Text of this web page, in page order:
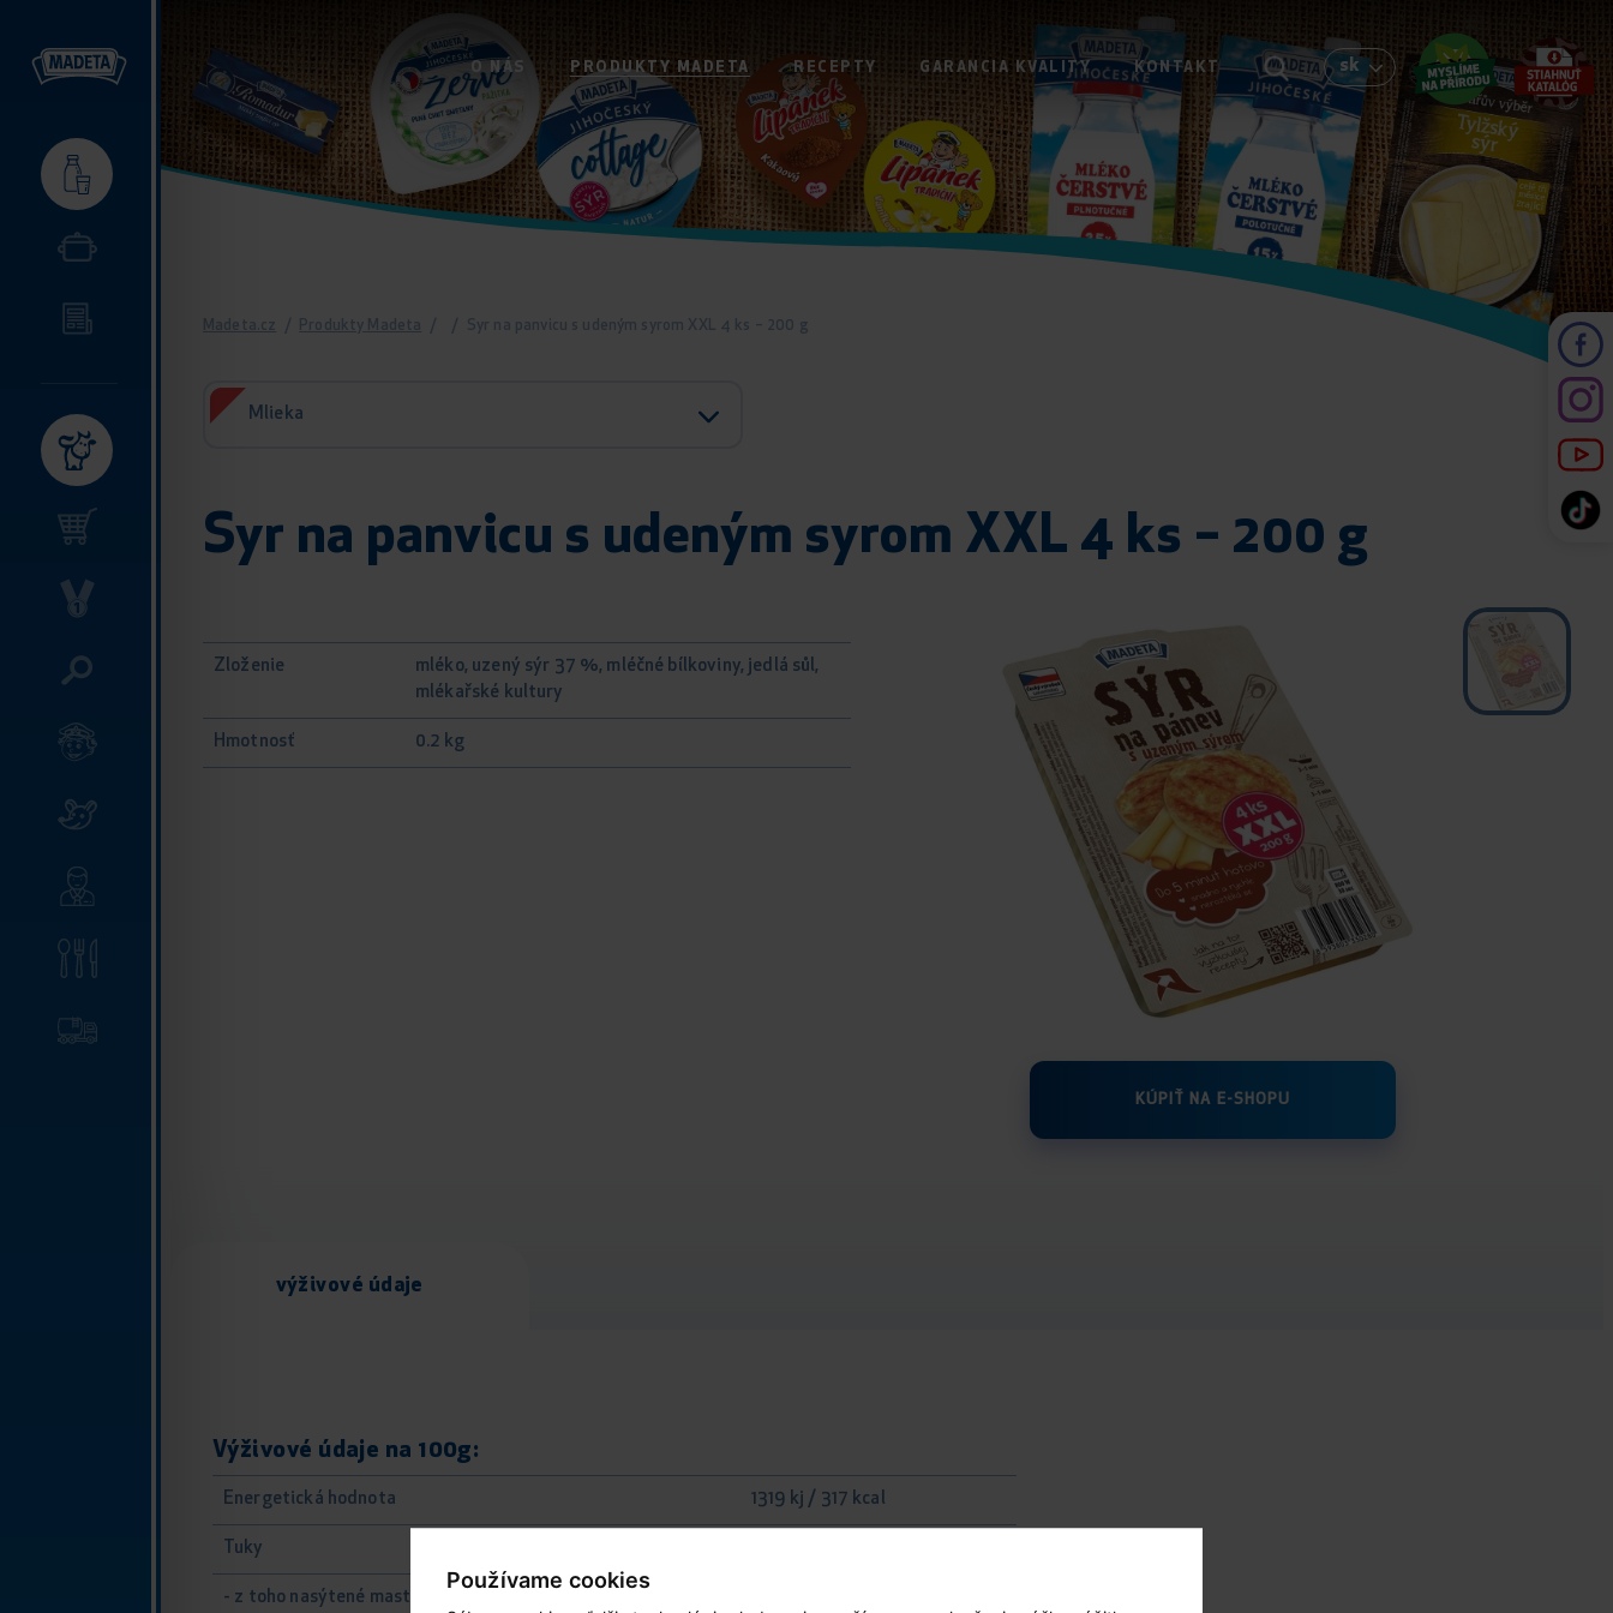
Používame cookies
O NÁS PRODUKTY MADETA RECEPTY GARANCIA KVALITY KONTAKT sk
Madeta.cz / Produkty Madeta / / Syr na panvicu s udeným syrom XXL 4 ks – 200 g
Mlieka
Syr na panvicu s udeným syrom XXL 4 ks – 200 g
Zloženie
mléko, uzený sýr 37 %, mléčné bílkoviny, jedlá sůl,
mlékařské kultury
Hmotnosť 0.2 kg
KÚPIŤ NA E-SHOPU
výživové údaje
Výživové údaje na 100g:
Energetická hodnota 1319 kj / 317 kcal
Tuky
- z toho nasýtené mastné kyseliny